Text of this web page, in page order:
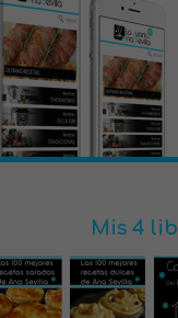
Mis 4